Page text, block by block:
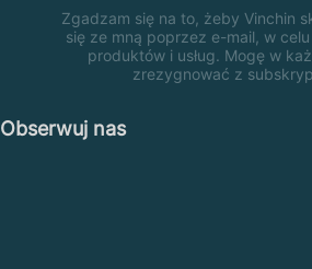
Zgadzam się na to, żeby Vinchin
się ze mną poprzez e-mail, w
produktów i usług. Mogę w
zrezygnować z
Obserwuj nas